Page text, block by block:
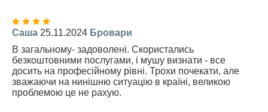
Саша 25.11.2024 Бровари
В загальному- задоволені. Скористались
безкоштовними послугами, і мушу визнати - все
досить на професійному рівні. Трохи почекати, але
зважаючи на нинішню ситуацію в країні, великою
проблемою це не рахую.